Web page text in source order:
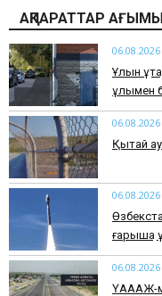
АҚПАРАТТАР АҒЫМЫ
Ұлын
ұлымен
Қытай
06.08.2026
ҮАААЖ-